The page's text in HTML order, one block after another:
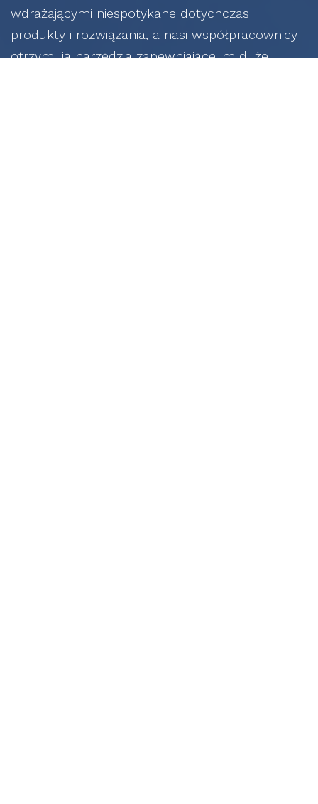
wdrażającymi niespotykane dotychczas
produkty i rozwiązania, a nasi współpracownicy
otrzymują narzędzia zapewniające im duże